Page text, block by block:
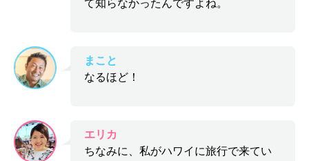
て知らなかったんですよね。
まこと
なるほど！
エリカ
ちなみに、私がハワイに旅行で来てい